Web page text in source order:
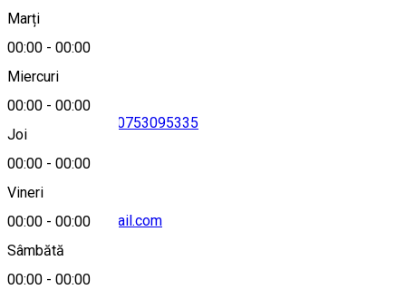
Marți
00:00 - 00:00
Miercuri
00:00 - 00:00
Joi
00:00 - 00:00
Vineri
00:00 - 00:00
Sâmbătă
00:00 - 00:00
Hartă
0753095335
rosenville.ro@gmail.com